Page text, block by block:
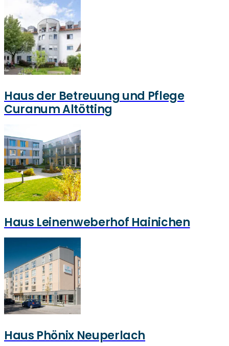
Haus der Betreuung und Pflege
Curanum Altötting
Haus Leinenweberhof Hainichen
Haus Phönix Neuperlach